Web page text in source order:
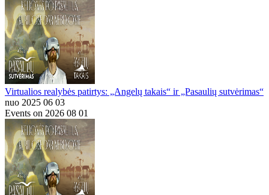
Virtualios realybės patirtys: „Angelų takais“ ir „Pasaulių sutvėrimas“
nuo 2025 06 03
Events on 2026 08 01